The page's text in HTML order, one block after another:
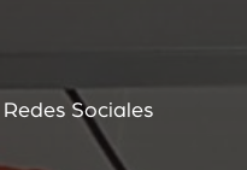
Sociales